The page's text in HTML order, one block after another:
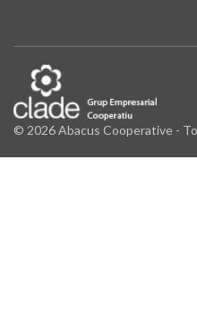
© 2026 Abacus Cooperative -